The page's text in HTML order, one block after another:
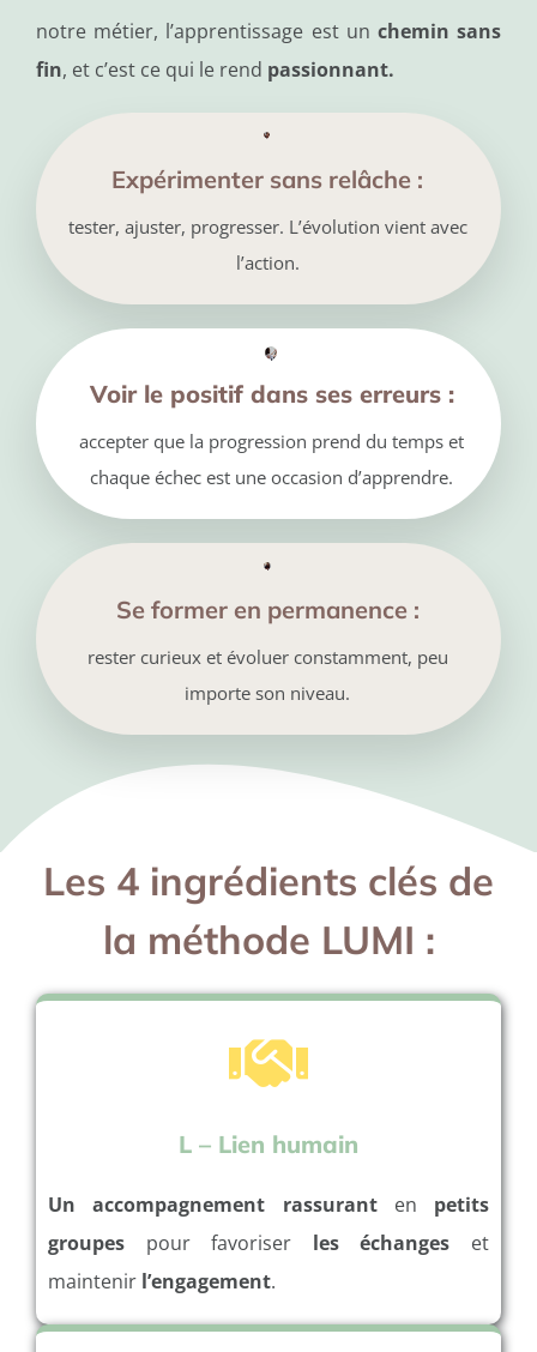
notre métier, l’apprentissage est un chemin sans
fin, et c’est ce qui le rend passionnant.
Expérimenter sans relâche :
tester, ajuster, progresser. L’évolution vient avec
l’action.
Voir le positif dans ses erreurs :
accepter que la progression prend du temps et
chaque échec est une occasion d’apprendre.
Se former en permanence :
rester curieux et évoluer constamment, peu
importe son niveau.
Les 4 ingrédients clés de
la méthode LUMI :
L – Lien humain
Un accompagnement rassuranten petits
groupespour favoriser les échanges et
maintenir l’engagement.